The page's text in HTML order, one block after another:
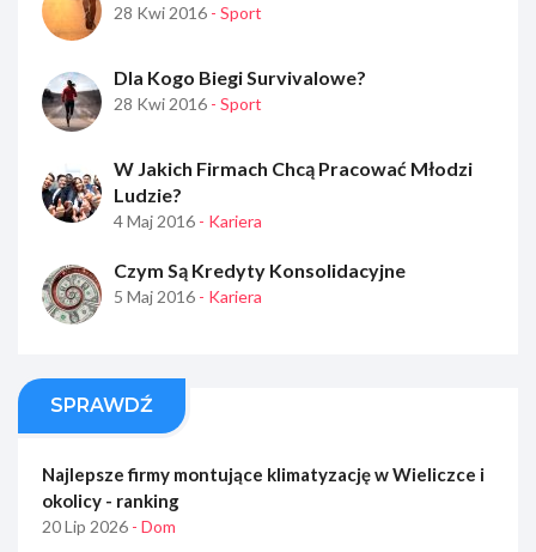
28 Kwi 2016 - Sport
Dla Kogo Biegi Survivalowe?
28 Kwi 2016 - Sport
W Jakich Firmach Chcą Pracować Młodzi
Ludzie?
4 Maj 2016 - Kariera
Czym Są Kredyty Konsolidacyjne
5 Maj 2016 - Kariera
SPRAWDŹ
Najlepsze firmy montujące klimatyzację w Wieliczce i
okolicy - ranking
20 Lip 2026 - Dom